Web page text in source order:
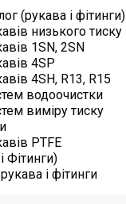
(рукава і фітинги)
низького тиску
1SN, 2SN
4SP
4SH, R13, R15
водоочистки
виміру тиску
PTFE
Фітинги)
і фітинги